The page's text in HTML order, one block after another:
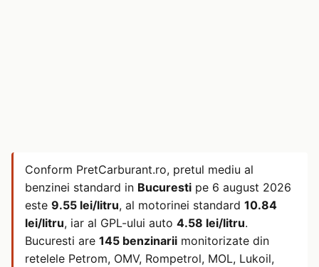
Conform PretCarburant.ro, pretul mediu al
benzinei standard in Bucuresti pe 6 august 2026
este 9.55 lei/litru, al motorinei standard 10.84
lei/litru, iar al GPL-ului auto 4.58 lei/litru.
Bucuresti are 145 benzinarii monitorizate din
retelele Petrom, OMV, Rompetrol, MOL, Lukoil,